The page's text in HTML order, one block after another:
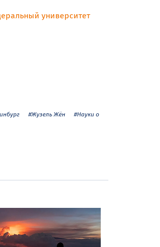
университет
#Жузель Жён
#Науки о